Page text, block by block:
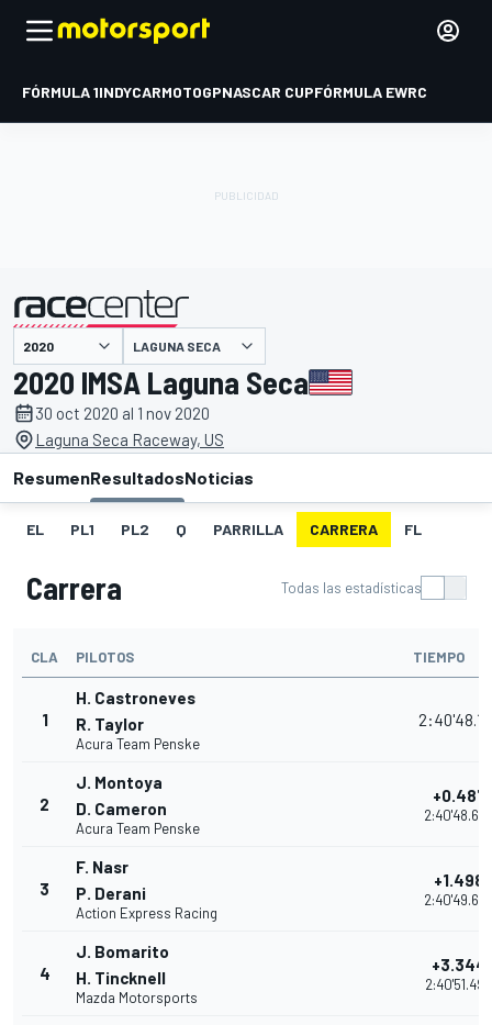
FÓRMULA 1INDYCARMOTOGPNASCAR CUPFÓRMULA EWRC
presentado por LAGUNA SECA
2020 IMSA Laguna Seca
30 oct 2020 al 1 nov 2020
Laguna Seca Raceway, US
ResumenResultadosNoticias
EL PL1 PL2 Q PARRILLA CARRERA FL
Carrera Todas las estadísticas
CLA PILOTOS TIEMPO
1
H. Castroneves
R. Taylor
Acura Team Penske
2
J. Montoya
D. Cameron
Acura Team Penske
+0.487
3
F. Nasr
P. Derani
Action Express Racing
+1.498
4
J. Bomarito
H. Tincknell
Mazda Motorsports
+3.344
2:40'51.490